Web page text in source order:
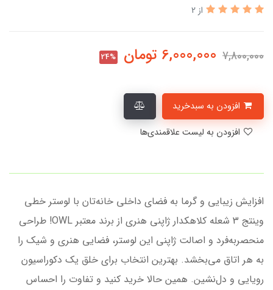
از 2
7,800,000
6,000,000 تومان 24%
افزایش زیبایی و گرما به فضای داخلی خانه‌تان با لوستر خطی
وینتج 3 شعله کلاهکدار ژاپنی هنری از برند معتبر OWL! طراحی
منحصربه‌فرد و اصالت ژاپنی این لوستر، فضایی هنری و شیک را
به هر اتاق می‌بخشد. بهترین انتخاب برای خلق یک دکوراسیون
رویایی و دل‌نشین. همین حالا خرید کنید و تفاوت را احساس